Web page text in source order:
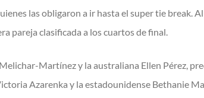
las obligaron a ir hasta el super tie
pareja clasificada a los cuartos de final.
Martínez y la australiana Ellen Pérez,
Azarenka y la estadounidense Bethanie